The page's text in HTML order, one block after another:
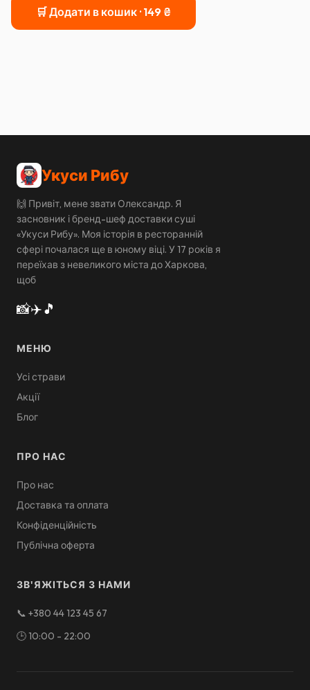
🛒 Додати в кошик ·149 ₴
Укуси Рибу
🙌 Привіт, мене звати Олександр. Я
засновник і бренд-шеф доставки суші
«Укуси Рибу». Моя історія в ресторанній
сфері почалася ще в юному віці. У 17 років я
переїхав з невеликого міста до Харкова,
щоб
📸✈️🎵
МЕНЮ
Усі страви
Акції
Блог
ПРО НАС
Про нас
Доставка та оплата
Конфіденційність
Публічна оферта
ЗВ'ЯЖІТЬСЯ З НАМИ
📞 +380 44 123 45 67
🕒10:00 - 22:00